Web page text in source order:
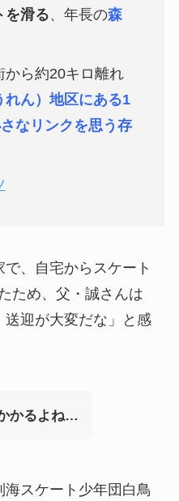
を滑る、年長の森
から約20キロ離れ
れん）地区にある1
なリンクを思う存
、自宅からスケート
ため、父・誠さんは
送迎が大変だな」と感
かるよね…
海スケート少年団白鳥